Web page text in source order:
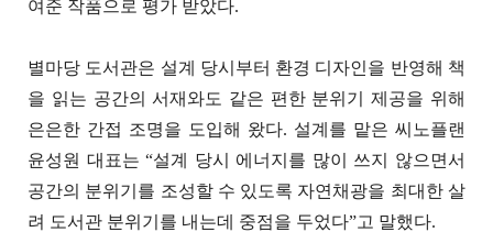
여준 작품으로 평가 받았다.
별마당 도서관은 설계 당시부터 환경 디자인을 반영해 책
을 읽는 공간의 서재와도 같은 편한 분위기 제공을 위해
은은한 간접 조명을 도입해 왔다. 설계를 맡은 씨노플랜
윤성원 대표는 “설계 당시 에너지를 많이 쓰지 않으면서
공간의 분위기를 조성할 수 있도록 자연채광을 최대한 살
려 도서관 분위기를 내는데 중점을 두었다”고 말했다.